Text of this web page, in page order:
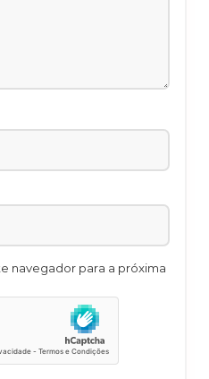
navegador para a próxima